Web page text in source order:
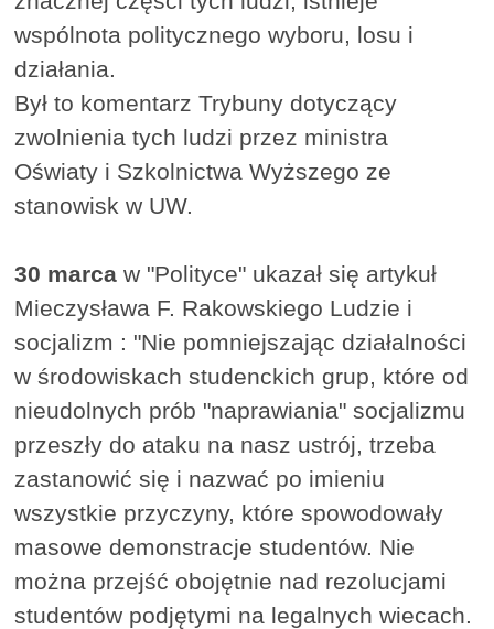
wspólnota politycznego wyboru, losu i
działania.
Był to komentarz Trybuny dotyczący
zwolnienia tych ludzi przez ministra
Oświaty i Szkolnictwa Wyższego ze
stanowisk w UW.
30 marcaw "Polityce" ukazał się artykuł
Mieczysława F. Rakowskiego Ludzie i
socjalizm : "Nie pomniejszając działalności
w środowiskach studenckich grup, które od
nieudolnych prób "naprawiania" socjalizmu
przeszły do ataku na nasz ustrój, trzeba
zastanowić się i nazwać po imieniu
wszystkie przyczyny, które spowodowały
masowe demonstracje studentów. Nie
można przejść obojętnie nad rezolucjami
studentów podjętymi na legalnych wiecach.